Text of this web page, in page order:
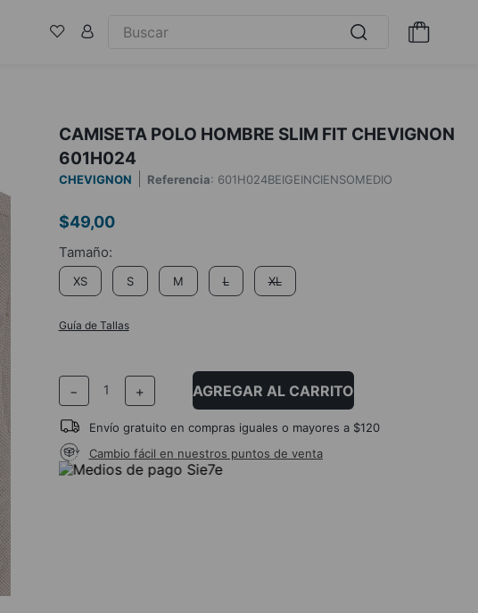
CAMISETA POLO HOMBRE SLIM FIT CHEVIGNON
601H024
CHEVIGNON Referencia: 601H024BEIGEINCIENSOMEDIO
$49,00
XS S M L XL
Guía de Tallas
＋
－ AGREGAR AL CARRITO
Envío gratuito en compras iguales o mayores a $120
Cambio fácil en nuestros puntos de venta